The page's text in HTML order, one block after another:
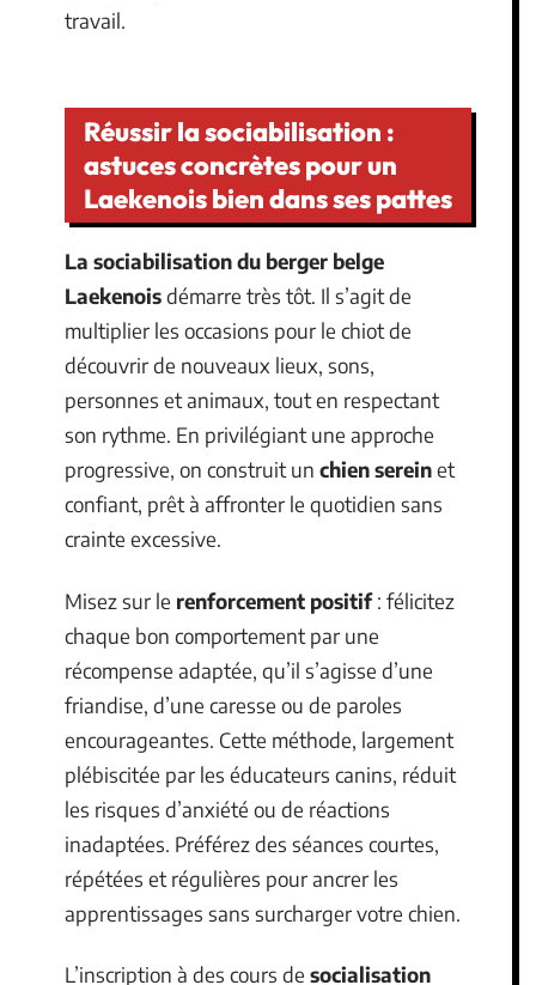
travail.
Réussir la sociabilisation :
astuces concrètes pour un
Laekenois bien dans ses pattes
La sociabilisation du berger belge
Laekenoisdémarre très tôt. Il s’agit de
multiplier les occasions pour le chiot de
découvrir de nouveaux lieux, sons,
personnes et animaux, tout en respectant
son rythme. En privilégiant une approche
progressive, on construit un chien sereinet
confiant, prêt à affronter le quotidien sans
crainte excessive.
Misez sur le renforcement positif: félicitez
chaque bon comportement par une
récompense adaptée, qu’il s’agisse d’une
friandise, d’une caresse ou de paroles
encourageantes. Cette méthode, largement
plébiscitée par les éducateurs canins, réduit
les risques d’anxiété ou de réactions
inadaptées. Préférez des séances courtes,
répétées et régulières pour ancrer les
apprentissages sans surcharger votre chien.
L’inscription à des cours de socialisation